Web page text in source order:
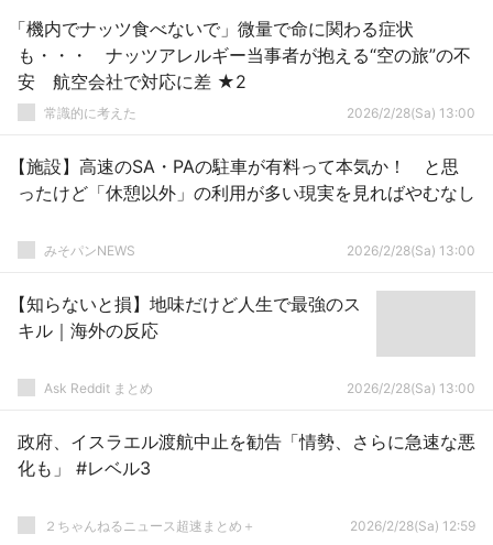
「機内でナッツ食べないで」微量で命に関わる症状
も・・・ ナッツアレルギー当事者が抱える“空の旅”の不
安 航空会社で対応に差 ★2
常識的に考えた 2026/2/28(Sa) 13:00
【施設】高速のSA・PAの駐車が有料って本気か！ と思
ったけど「休憩以外」の利用が多い現実を見ればやむなし
みそパンNEWS 2026/2/28(Sa) 13:00
【知らないと損】地味だけど人生で最強のス
キル｜海外の反応
Ask Reddit まとめ 2026/2/28(Sa) 13:00
政府、イスラエル渡航中止を勧告「情勢、さらに急速な悪
化も」 #レベル3
２ちゃんねるニュース超速まとめ＋ 2026/2/28(Sa) 12:59